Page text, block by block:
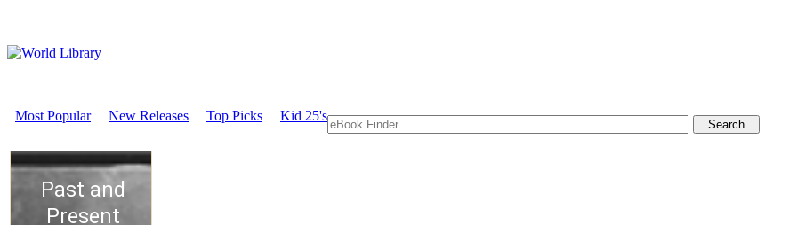
Most Popular New Releases Top Picks Kid 25's